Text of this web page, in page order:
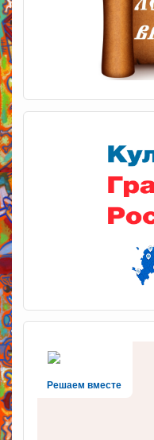
Решаем вместе